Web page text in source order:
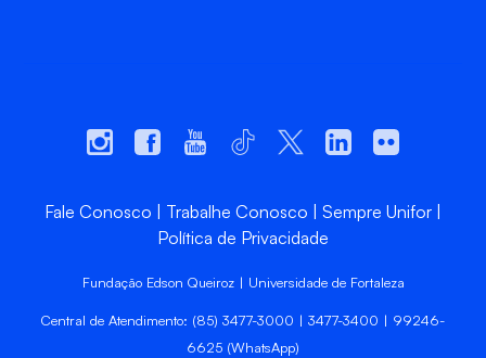
Fale Conosco Trabalhe Conosco
Sempre Unifor
Política de Privacidade
Fundação Edson Queiroz | Universidade de Fortaleza
Central de Atendimento: (85) 3477-3000 | 3477-3400 | 99246-
6625 (WhatsApp)